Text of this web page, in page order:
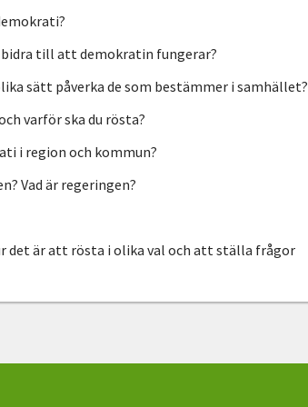
bidra till att demokratin fungerar?
sätt påverka de som bestämmer i samhället?
varför ska du rösta?
i region och kommun?
Vad är regeringen?
det är att rösta i olika val och att ställa frågor